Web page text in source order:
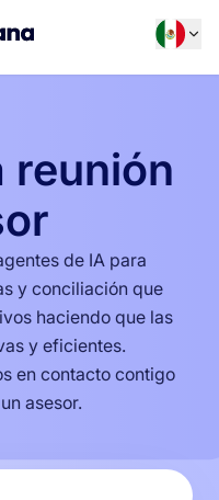
reunión
de IA para
y conciliación que
haciendo que las
y eficientes.
en contacto contigo
asesor.